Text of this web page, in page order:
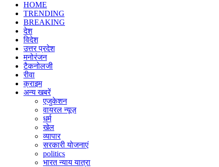
HOME
TRENDING
BREAKING
देश
विदेश
उत्तर प्रदेश
मनोरंजन
टैकनोलजी
रीवा
क्राइम
अन्य खबरें
एजुकेशन
वायरल न्यूज़
धर्म
खेल
व्यापार
सरकारी योजनाएं
politics
भारत न्याय यात्रा